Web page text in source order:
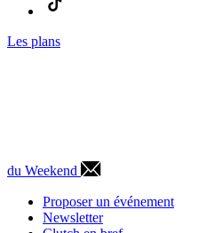
Les plans
du Weekend
Proposer un événement
Newsletter